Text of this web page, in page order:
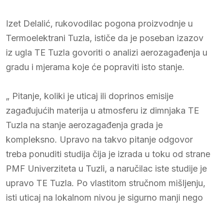
Izet Delalić, rukovodilac pogona proizvodnje u
Termoelektrani Tuzla, ističe da je poseban izazov
iz ugla TE Tuzla govoriti o analizi aerozagađenja u
gradu i mjerama koje će popraviti isto stanje.
„ Pitanje, koliki je uticaj ili doprinos emisije
zagađujućih materija u atmosferu iz dimnjaka TE
Tuzla na stanje aerozagađenja grada je
kompleksno. Upravo na takvo pitanje odgovor
treba ponuditi studija čija je izrada u toku od strane
PMF Univerziteta u Tuzli, a naručilac iste studije je
upravo TE Tuzla. Po vlastitom stručnom mišljenju,
isti uticaj na lokalnom nivou je sigurno manji nego